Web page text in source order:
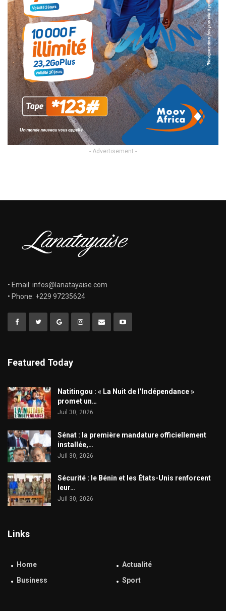
- Advertisement -
• Email: infos@lanatayaise.com
• Phone: +229 97235624
Featured Today
​Natitingou : « La Nuit de l’Indépendance »
promet un…
Juil 30, 2026
Sénat : la première mandature officiellement
installée,…
Juil 30, 2026
Sécurité : le Bénin et les États-Unis renforcent
leur…
Juil 30, 2026
Links
Home
Actualité
Business
Sport